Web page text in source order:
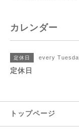
カレンダー
定休日 every
定休日
トップページ